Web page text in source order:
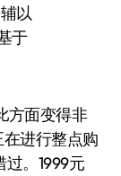
以
于
方面变得非
进行整点购
。1999元